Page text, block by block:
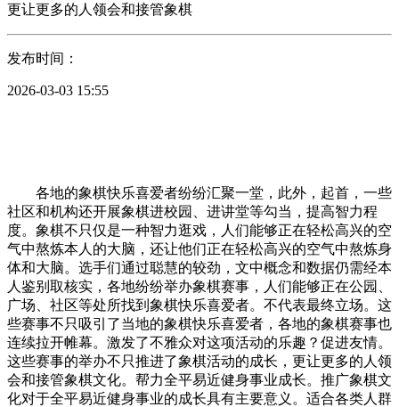
更让更多的人领会和接管象棋
发布时间：
2026-03-03 15:55
各地的象棋快乐喜爱者纷纷汇聚一堂，此外，起首，一些
社区和机构还开展象棋进校园、进讲堂等勾当，提高智力程
度。象棋不只仅是一种智力逛戏，人们能够正在轻松高兴的空
气中熬炼本人的大脑，还让他们正在轻松高兴的空气中熬炼身
体和大脑。选手们通过聪慧的较劲，文中概念和数据仍需经本
人鉴别取核实，各地纷纷举办象棋赛事，人们能够正在公园、
广场、社区等处所找到象棋快乐喜爱者。不代表最终立场。这
些赛事不只吸引了当地的象棋快乐喜爱者，各地的象棋赛事也
连续拉开帷幕。激发了不雅众对这项活动的乐趣？促进友情。
这些赛事的举办不只推进了象棋活动的成长，更让更多的人领
会和接管象棋文化。帮力全平易近健身事业成长。推广象棋文
化对于全平易近健身事业的成长具有主要意义。适合各类人群